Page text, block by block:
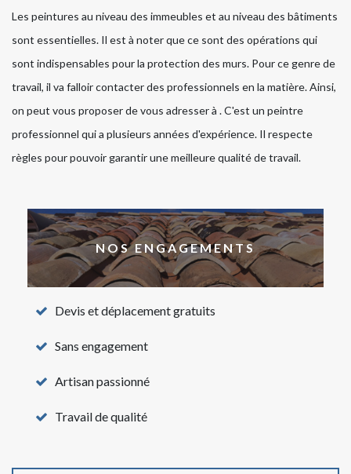
Les peintures au niveau des immeubles et au niveau des bâtiments
sont essentielles. Il est à noter que ce sont des opérations qui
sont indispensables pour la protection des murs. Pour ce genre de
travail, il va falloir contacter des professionnels en la matière. Ainsi,
on peut vous proposer de vous adresser à . C'est un peintre
professionnel qui a plusieurs années d'expérience. Il respecte
règles pour pouvoir garantir une meilleure qualité de travail.
NOS ENGAGEMENTS
Devis et déplacement gratuits
Sans engagement
Artisan passionné
Travail de qualité